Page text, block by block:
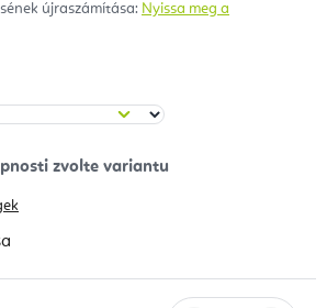
újraszámítása: Nyissa meg a